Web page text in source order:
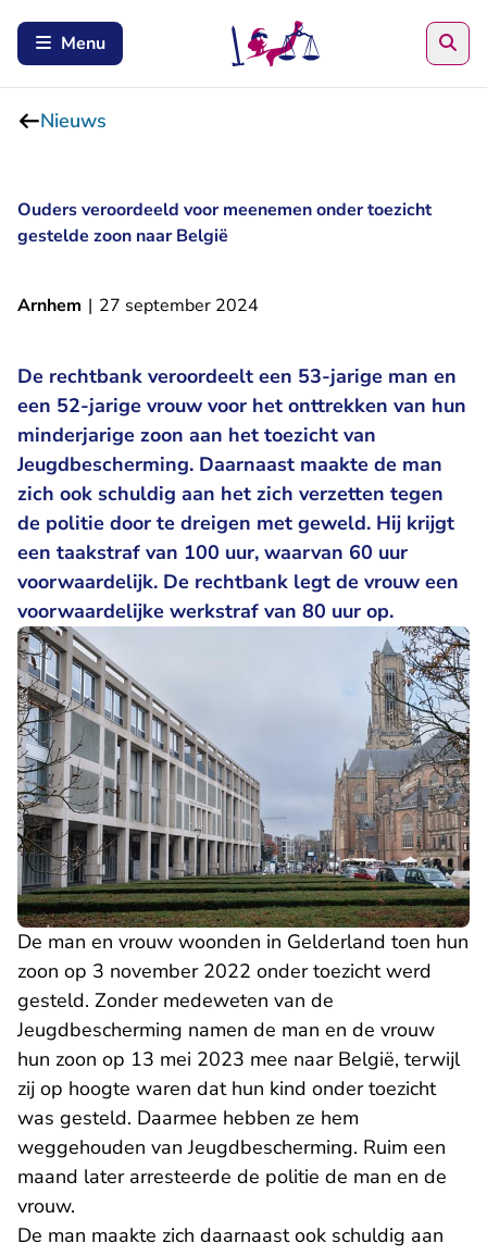
Menu
Nieuws
Ouders veroordeeld voor meenemen onder toezicht
gestelde zoon naar België
Arnhem | 27 september 2024
De rechtbank veroordeelt een 53-jarige man en
een 52-jarige vrouw voor het onttrekken van hun
minderjarige zoon aan het toezicht van
Jeugdbescherming. Daarnaast maakte de man
zich ook schuldig aan het zich verzetten tegen
de politie door te dreigen met geweld. Hij krijgt
een taakstraf van 100 uur, waarvan 60 uur
voorwaardelijk. De rechtbank legt de vrouw een
voorwaardelijke werkstraf van 80 uur op.
De man en vrouw woonden in Gelderland toen hun
zoon op 3 november 2022 onder toezicht werd
gesteld. Zonder medeweten van de
Jeugdbescherming namen de man en de vrouw
hun zoon op 13 mei 2023 mee naar België, terwijl
zij op hoogte waren dat hun kind onder toezicht
was gesteld. Daarmee hebben ze hem
weggehouden van Jeugdbescherming. Ruim een
maand later arresteerde de politie de man en de
vrouw.
De man maakte zich daarnaast ook schuldig aan